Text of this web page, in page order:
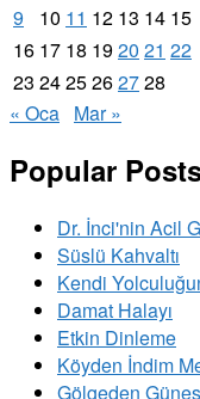
9
10 11 12 13 14 15
16 17 18 1920 21 22
23 2425262728
« Oca Mar »
Popular
Dr. İnci'nin Acil
Süslü Kahvaltı
Kendi
Damat Halayı
Etkin Dinleme
Köyden İndim
Gölgeden